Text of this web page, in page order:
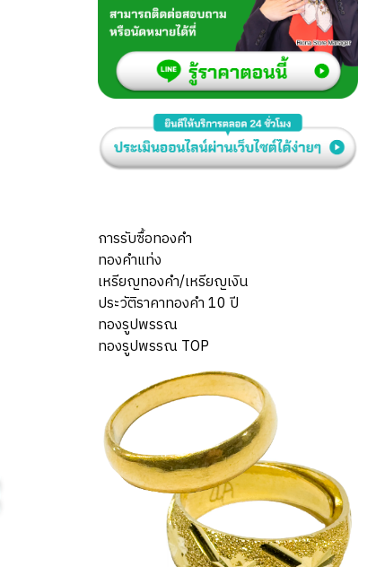
การรับซื้อทองคำ
ทองคำแท่ง
เหรียญทองคำ/เหรียญเงิน
ประวัติราคาทองคำ 10 ปี
ทองรูปพรรณ
ทองรูปพรรณ TOP